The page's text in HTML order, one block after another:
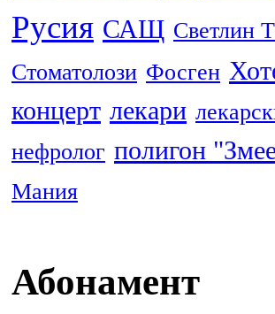
Русия САЩ Светлин
Стоматолози Фосген
концерт лекари
нефролог полигон
Мания
Абонамент